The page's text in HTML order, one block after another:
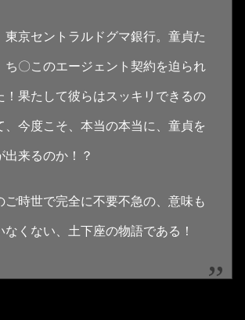
東京セントラルドグマ銀行。童貞た
ち〇このエージェント契約を迫られ
！果たして彼らはスッキリできるの
、今度こそ、本当の本当に、童貞を
出来るのか！？
ご時世で完全に不要不急の、意味も
なくない、土下座の物語である！